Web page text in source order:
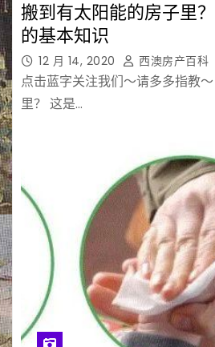
搬到有太阳能的房子里
的基本知识
12 月 14, 2020 西澳房产百科
点击蓝字关注我们～请多多指教
里？ 这是…